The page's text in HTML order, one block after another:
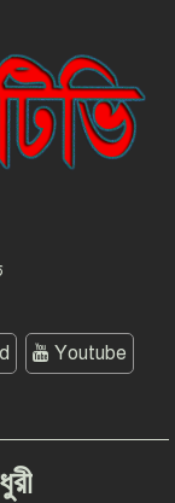
রক্ষায় ঐক্যের
মহানগর
পরিচিতি
প্রত্যাহারের
প্রতিবাদ
সংকেত’
Youtube